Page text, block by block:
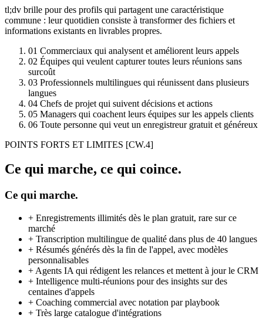
tl;dv brille pour des profils qui partagent une caractéristique
commune : leur quotidien consiste à transformer des fichiers et
informations existants en livrables propres.
01 Commerciaux qui analysent et améliorent leurs appels
02 Équipes qui veulent capturer toutes leurs réunions sans
surcoût
03 Professionnels multilingues qui réunissent dans plusieurs
langues
04 Chefs de projet qui suivent décisions et actions
05 Managers qui coachent leurs équipes sur les appels clients
06 Toute personne qui veut un enregistreur gratuit et généreux
POINTS FORTS ET LIMITES [CW.4]
Ce qui marche, ce qui coince.
Ce qui marche.
+ Enregistrements illimités dès le plan gratuit, rare sur ce
marché
+ Transcription multilingue de qualité dans plus de 40 langues
+ Résumés générés dès la fin de l'appel, avec modèles
personnalisables
+ Agents IA qui rédigent les relances et mettent à jour le CRM
+ Intelligence multi-réunions pour des insights sur des
centaines d'appels
+ Coaching commercial avec notation par playbook
+ Très large catalogue d'intégrations